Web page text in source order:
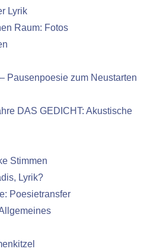
Lyrik
Raum: Fotos
Pausenpoesie zum Neustarten
DAS GEDICHT: Akustische
Stimmen
Lyrik?
Poesietransfer